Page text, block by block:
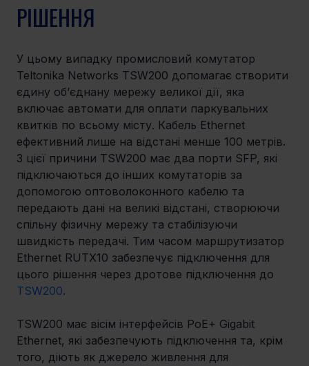
РІШЕННЯ
У цьому випадку промисловий комутатор
Teltonika Networks TSW200 допомагає створити
єдину об’єднану мережу великої дії, яка
включає автомати для оплати паркувальних
квитків по всьому місту. Кабель Ethernet
ефективний лише на відстані менше 100 метрів.
З цієї причини TSW200 має два порти SFP, які
підключаються до інших комутаторів за
допомогою оптоволоконного кабелю та
передають дані на великі відстані, створюючи
спільну фізичну мережу та стабілізуючи
швидкість передачі. Тим часом маршрутизатор
Ethernet RUTX10 забезпечує підключення для
цього рішення через дротове підключення до
TSW200.
TSW200 має вісім інтерфейсів PoE+ Gigabit
Ethernet, які забезпечують підключення та, крім
того, діють як джерело живлення для